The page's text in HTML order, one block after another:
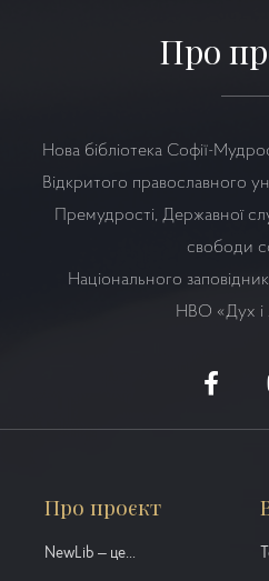
Про
Нова бібліотека Софії-
Відкритого православного
Премудрості, Державної
свободи
Національного
НВО «Дух і
Про проєкт
NewLib – це...